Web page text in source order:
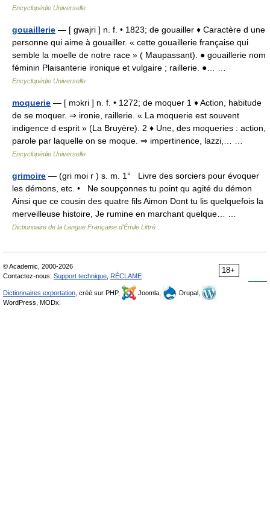
Encyclopédie Universelle
gouaillerie — [ gwajri ] n. f. • 1823; de gouailler ♦ Caractère d une
personne qui aime à gouailler. « cette gouaillerie française qui
semble la moelle de notre race » ( Maupassant). ● gouaillerie nom
féminin Plaisanterie ironique et vulgaire ; raillerie. ●… …
Encyclopédie Universelle
moquerie — [ mɔkri ] n. f. • 1272; de moquer 1 ♦ Action, habitude
de se moquer. ⇒ ironie, raillerie. « La moquerie est souvent
indigence d esprit » (La Bruyère). 2 ♦ Une, des moqueries : action,
parole par laquelle on se moque. ⇒ impertinence, lazzi,… …
Encyclopédie Universelle
grimoire — (gri moi r ) s. m. 1° Livre des sorciers pour évoquer
les démons, etc. • Ne soupçonnes tu point qu agité du démon
Ainsi que ce cousin des quatre fils Aimon Dont tu lis quelquefois la
merveilleuse histoire, Je rumine en marchant quelque… …
Dictionnaire de la Langue Française d'Émile Littré
18+
© Academic, 2000-2026
Contactez-nous: Support technique RÉCLAME
Dictionnaires exportation , créé sur PHP, Joomla,
Drupal,
WordPress, MODx.